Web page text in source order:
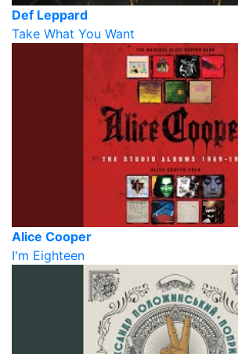
Def Leppard
Take What You Want
Alice Cooper
I'm Eighteen